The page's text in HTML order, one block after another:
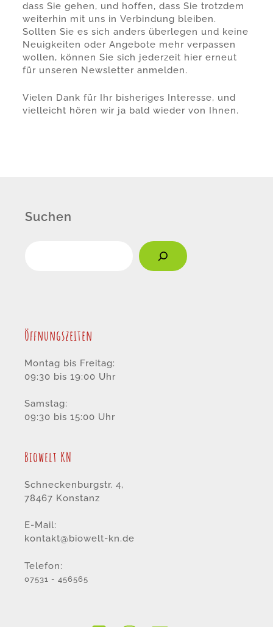
dass Sie gehen, und hoffen, dass Sie trotzdem
weiterhin mit uns in Verbindung bleiben.
Sollten Sie es sich anders überlegen und keine
Neuigkeiten oder Angebote mehr verpassen
wollen, können Sie sich jederzeit hier erneut
für unseren Newsletter anmelden.
Vielen Dank für Ihr bisheriges Interesse, und
vielleicht hören wir ja bald wieder von Ihnen.
Suchen
Öffnungszeiten
Montag bis Freitag:
09:30 bis 19:00 Uhr
Samstag:
09:30 bis 15:00 Uhr
Biowelt KN
Schneckenburgstr. 4,
78467 Konstanz
E-Mail:
kontakt@biowelt-kn.de
Telefon:
07531 - 456565